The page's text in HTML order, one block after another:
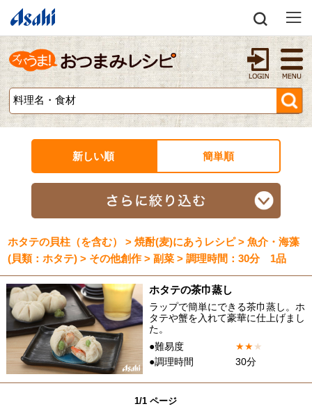
新しい順 簡単順
ホタテの貝柱（を含む） > 焼酎(麦)にあうレシピ > 魚介・海藻
(貝類：ホタテ) > その他創作 > 副菜 > 調理時間：30分 1品
ホタテの茶巾蒸し
ラップで簡単にできる茶巾蒸し。ホ
タテや蟹を入れて豪華に仕上げまし
た。
●難易度
★★★
●調理時間
30分
1/1 ページ